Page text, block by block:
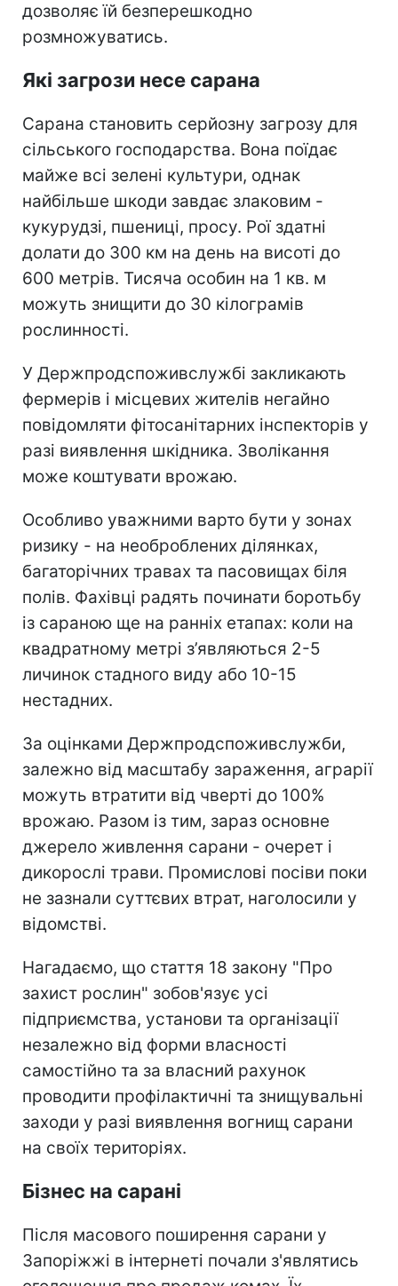
дозволяє їй безперешкодно
розмножуватись.
Які загрози несе сарана
Сарана становить серйозну загрозу для
сільського господарства. Вона поїдає
майже всі зелені культури, однак
найбільше шкоди завдає злаковим -
кукурудзі, пшениці, просу. Рої здатні
долати до 300 км на день на висоті до
600 метрів. Тисяча особин на 1 кв. м
можуть знищити до 30 кілограмів
рослинності.
У Держпродспоживслужбі закликають
фермерів і місцевих жителів негайно
повідомляти фітосанітарних інспекторів у
разі виявлення шкідника. Зволікання
може коштувати врожаю.
Особливо уважними варто бути у зонах
ризику - на необроблених ділянках,
багаторічних травах та пасовищах біля
полів. Фахівці радять починати боротьбу
із сараною ще на ранніх етапах: коли на
квадратному метрі з’являються 2-5
личинок стадного виду або 10-15
нестадних.
За оцінками Держпродспоживслужби,
залежно від масштабу зараження, аграрії
можуть втратити від чверті до 100%
врожаю. Разом із тим, зараз основне
джерело живлення сарани - очерет і
дикорослі трави. Промислові посіви поки
не зазнали суттєвих втрат, наголосили у
відомстві.
Нагадаємо, що стаття 18 закону "Про
захист рослин" зобов'язує усі
підприємства, установи та організації
незалежно від форми власності
самостійно та за власний рахунок
проводити профілактичні та знищувальні
заходи у разі виявлення вогнищ сарани
на своїх територіях.
Бізнес на сарані
Після масового поширення сарани у
Запоріжжі в інтернеті почали з'являтись